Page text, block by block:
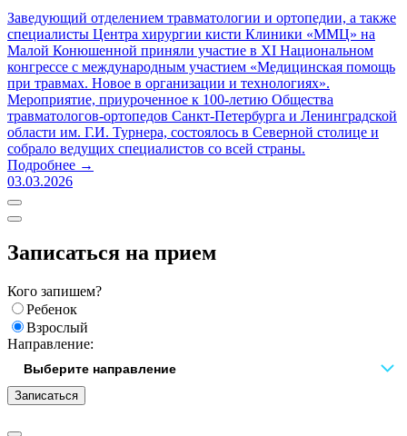
Заведующий отделением травматологии и ортопедии, а также
специалисты Центра хирургии кисти Клиники «ММЦ» на
Малой Конюшенной приняли участие в XI Национальном
конгрессе с международным участием «Медицинская помощь
при травмах. Новое в организации и технологиях».
Мероприятие, приуроченное к 100-летию Общества
травматологов-ортопедов Санкт-Петербурга и Ленинградской
области им. Г.И. Турнера, состоялось в Северной столице и
собрало ведущих специалистов со всей страны.
Подробнее →
03.03.2026
Записаться на прием
Кого запишем?
Ребенок
Взрослый
Направление:
Записаться